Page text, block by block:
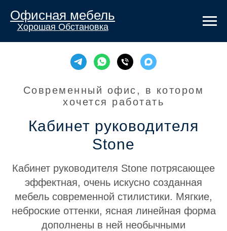
Офисная мебель
Хорошая Обстановка
Современный офис, в котором
хочется работать
Кабинет руководителя
Stone
Кабинет руководителя Stone потрясающее
эффектная, очень искусно созданная
мебель современной стилистики. Мягкие,
неброские оттенки, ясная линейная форма
дополнены в ней необычными